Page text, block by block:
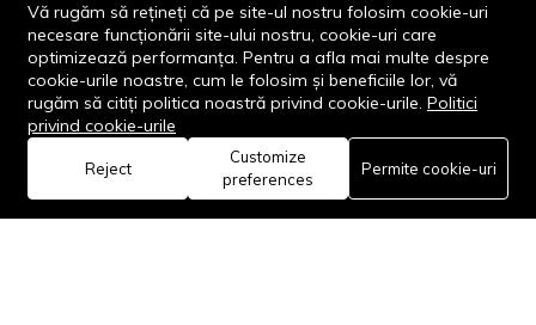
© 2013-2026 - Dornik Total Services S.R.L. CUI 32211812
Reg.Com. J13/1996/2013, Str. Transilvaniei, Nr. 19A
Rămâi conectat:
Acasă Categorie
0
Coș Favorite Cont
Vă rugăm să rețineți că pe site-ul nostru folosim cookie-uri
necesare funcționării site-ului nostru, cookie-uri care
optimizează performanța. Pentru a afla mai multe despre
cookie-urile noastre, cum le folosim și beneficiile lor, vă
rugăm să citiți politica noastră privind cookie-urile. Politici
privind cookie-urile
Reject
Customize
preferences
Permite cookie-uri